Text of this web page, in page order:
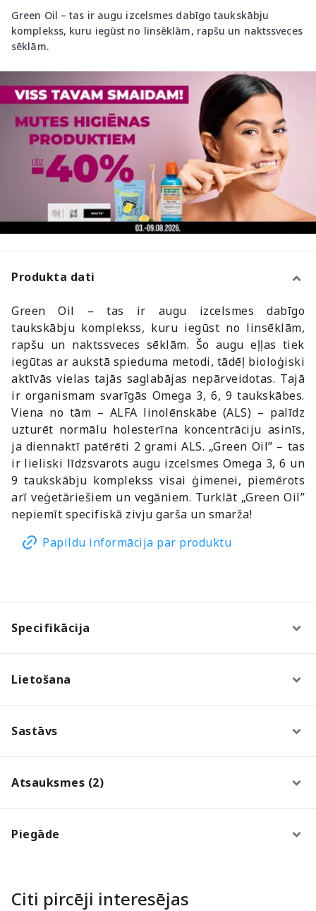
Green Oil – tas ir augu izcelsmes dabīgo taukskābju
komplekss, kuru iegūst no linsēklām, rapšu un naktssveces
sēklām.
Produkta dati
Green Oil – tas ir augu izcelsmes dabīgo
taukskābju komplekss, kuru iegūst no linsēklām,
rapšu un naktssveces sēklām. Šo augu eļļas tiek
iegūtas ar aukstā spieduma metodi, tādēļ bioloģiski
aktīvās vielas tajās saglabājas nepārveidotas. Tajā
ir organismam svarīgās Omega 3, 6, 9 taukskābes.
Viena no tām – ALFA linolēnskābe (ALS) – palīdz
uzturēt normālu holesterīna koncentrāciju asinīs,
ja diennaktī patērēti 2 grami ALS. „Green Oil” – tas
ir lieliski līdzsvarots augu izcelsmes Omega 3, 6 un
9 taukskābju komplekss visai ģimenei, piemērots
arī veģetāriešiem un vegāniem. Turklāt „Green Oil”
nepiemīt specifiskā zivju garša un smarža!
Papildu informācija par produktu
Specifikācija
Lietošana
Sastāvs
Atsauksmes (2)
Piegāde
Citi pircēji interesējas